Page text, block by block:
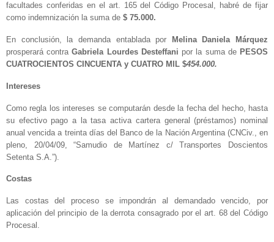
facultades conferidas en el art. 165 del Código Procesal, habré de fijar
como indemnización la suma de $ 75.000.
En conclusión, la demanda entablada por
Melina Daniela Márquez
prosperará contraGabriela Lourdes Desteffani por la suma de PESOS
CUATROCIENTOS CINCUENTA y CUATRO MIL $454.000.
Intereses
Como regla los intereses se computarán desde la fecha del hecho, hasta
su efectivo pago a la tasa activa cartera general (préstamos) nominal
anual vencida a treinta días del Banco de la Nación Argentina (CNCiv., en
pleno, 20/04/09, “Samudio de Martínez c/ Transportes Doscientos
Setenta S.A.”).
Costas
Las costas del proceso se impondrán al demandado vencido, por
aplicación del principio de la derrota consagrado por el art. 68 del Código
Procesal.